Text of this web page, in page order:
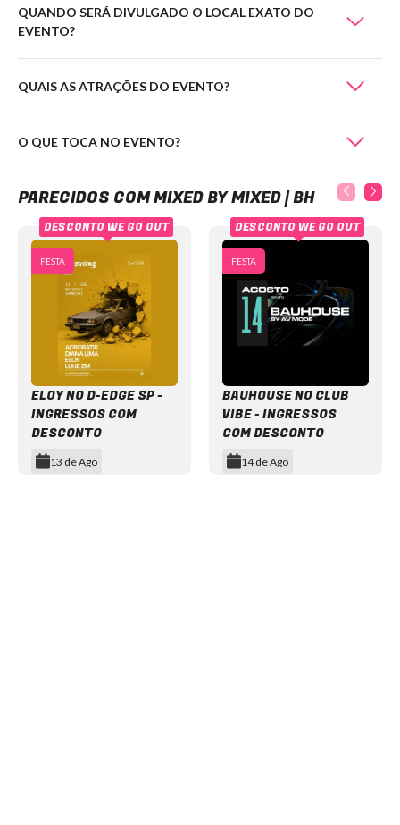
QUANDO SERÁ DIVULGADO O LOCAL EXATO DO
EVENTO?
QUAIS AS ATRAÇÕES DO EVENTO?
O QUE TOCA NO EVENTO?
PARECIDOS COM MIXED BY MIXED | BH
FESTA
ELOY NO D-EDGE SP -
INGRESSOS COM
DESCONTO
13 de Ago
DESCONTO WE GO OUT
FESTA
BAUHOUSE NO CLUB
VIBE - INGRESSOS
COM DESCONTO
14 de Ago
DESCONTO WE GO OUT